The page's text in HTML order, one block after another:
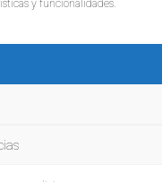
y funcionalidades.